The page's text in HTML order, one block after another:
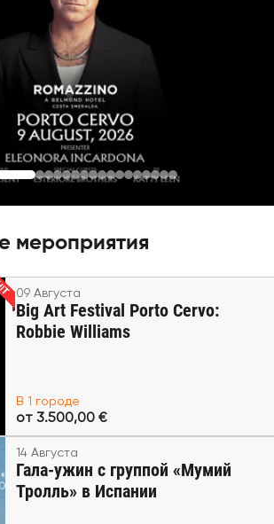
мероприятия
09 Августа
Big Art Festival Porto Cervo:
Robbie Williams
В 1 городе
от 3.500,00 €
14 Августа
Гала-ужин с группой «Мумий
Тролль» в Испании